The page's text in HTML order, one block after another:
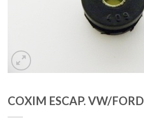
COXIM ESCAP. VW/FORD